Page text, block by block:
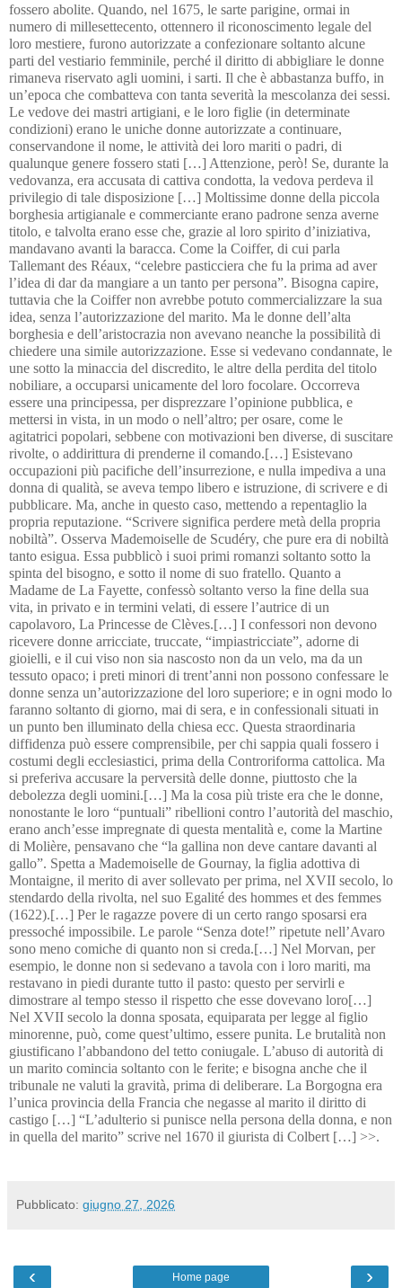
fossero abolite. Quando, nel 1675, le sarte parigine, ormai in
numero di millesettecento, ottennero il riconoscimento legale del
loro mestiere, furono autorizzate a confezionare soltanto alcune
parti del vestiario femminile, perché il diritto di abbigliare le donne
rimaneva riservato agli uomini, i sarti. Il che è abbastanza buffo, in
un’epoca che combatteva con tanta severità la mescolanza dei sessi.
Le vedove dei mastri artigiani, e le loro figlie (in determinate
condizioni) erano le uniche donne autorizzate a continuare,
conservandone il nome, le attività dei loro mariti o padri, di
qualunque genere fossero stati […] Attenzione, però! Se, durante la
vedovanza, era accusata di cattiva condotta, la vedova perdeva il
privilegio di tale disposizione […] Moltissime donne della piccola
borghesia artigianale e commerciante erano padrone senza averne
titolo, e talvolta erano esse che, grazie al loro spirito d’iniziativa,
mandavano avanti la baracca. Come la Coiffer, di cui parla
Tallemant des Réaux, “celebre pasticciera che fu la prima ad aver
l’idea di dar da mangiare a un tanto per persona”. Bisogna capire,
tuttavia che la Coiffer non avrebbe potuto commercializzare la sua
idea, senza l’autorizzazione del marito. Ma le donne dell’alta
borghesia e dell’aristocrazia non avevano neanche la possibilità di
chiedere una simile autorizzazione. Esse si vedevano condannate, le
une sotto la minaccia del discredito, le altre della perdita del titolo
nobiliare, a occuparsi unicamente del loro focolare. Occorreva
essere una principessa, per disprezzare l’opinione pubblica, e
mettersi in vista, in un modo o nell’altro; per osare, come le
agitatrici popolari, sebbene con motivazioni ben diverse, di suscitare
rivolte, o addirittura di prenderne il comando.[…] Esistevano
occupazioni più pacifiche dell’insurrezione, e nulla impediva a una
donna di qualità, se aveva tempo libero e istruzione, di scrivere e di
pubblicare. Ma, anche in questo caso, mettendo a repentaglio la
propria reputazione. “Scrivere significa perdere metà della propria
nobiltà”. Osserva Mademoiselle de Scudéry, che pure era di nobiltà
tanto esigua. Essa pubblicò i suoi primi romanzi soltanto sotto la
spinta del bisogno, e sotto il nome di suo fratello. Quanto a
Madame de La Fayette, confessò soltanto verso la fine della sua
vita, in privato e in termini velati, di essere l’autrice di un
capolavoro, La Princesse de Clèves.[…] I confessori non devono
ricevere donne arricciate, truccate, “impiastricciate”, adorne di
gioielli, e il cui viso non sia nascosto non da un velo, ma da un
tessuto opaco; i preti minori di trent’anni non possono confessare le
donne senza un’autorizzazione del loro superiore; e in ogni modo lo
faranno soltanto di giorno, mai di sera, e in confessionali situati in
un punto ben illuminato della chiesa ecc. Questa straordinaria
diffidenza può essere comprensibile, per chi sappia quali fossero i
costumi degli ecclesiastici, prima della Controriforma cattolica. Ma
si preferiva accusare la perversità delle donne, piuttosto che la
debolezza degli uomini.[…] Ma la cosa più triste era che le donne,
nonostante le loro “puntuali” ribellioni contro l’autorità del maschio,
erano anch’esse impregnate di questa mentalità e, come la Martine
di Molière, pensavano che “la gallina non deve cantare davanti al
gallo”. Spetta a Mademoiselle de Gournay, la figlia adottiva di
Montaigne, il merito di aver sollevato per prima, nel XVII secolo, lo
stendardo della rivolta, nel suo Egalité des hommes et des femmes
(1622).[…] Per le ragazze povere di un certo rango sposarsi era
pressoché impossibile. Le parole “Senza dote!” ripetute nell’Avaro
sono meno comiche di quanto non si creda.[…] Nel Morvan, per
esempio, le donne non si sedevano a tavola con i loro mariti, ma
restavano in piedi durante tutto il pasto: questo per servirli e
dimostrare al tempo stesso il rispetto che esse dovevano loro[…]
Nel XVII secolo la donna sposata, equiparata per legge al figlio
minorenne, può, come quest’ultimo, essere punita. Le brutalità non
giustificano l’abbandono del tetto coniugale. L’abuso di autorità di
un marito comincia soltanto con le ferite; e bisogna anche che il
tribunale ne valuti la gravità, prima di deliberare. La Borgogna era
l’unica provincia della Francia che negasse al marito il diritto di
castigo […] “L’adulterio si punisce nella persona della donna, e non
in quella del marito” scrive nel 1670 il giurista di Colbert […] >>.
Pubblicato: giugno 27, 2026
‹ ›
Home page